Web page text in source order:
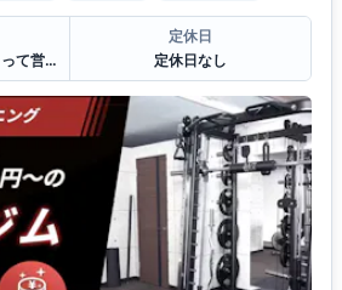
7:00〜23:45※曜日によって営業時間が異なる場合がございます.
定休日
定休日なし